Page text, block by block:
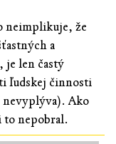
neimplikuje, že
a
je len častý
ľudskej činnosti
nevyplýva). Ako
nepobral.